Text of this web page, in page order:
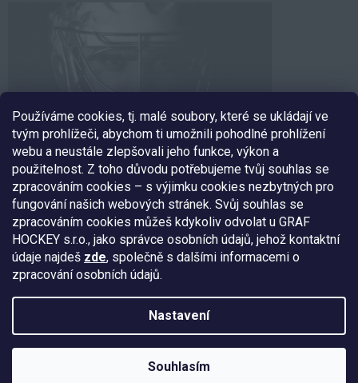
Používáme cookies, tj. malé soubory, které se ukládají ve
tvým prohlížeči, abychom ti umožnili pohodlné prohlížení
webu a neustále zlepšovali jeho funkce, výkon a
použitelnost. Z toho důvodu potřebujeme tvůj souhlas se
zpracováním cookies – s výjimku cookies nezbytných pro
fungování našich webových stránek. Svůj souhlas se
zpracováním cookies můžeš kdykoliv odvolat u GRAF
HOCKEY s.r.o., jako správce osobních údajů, jehož kontaktní
údaje najdeš zde, společně s dalšími informacemi o
zpracování osobních údajů.
Nastavení
Souhlasím
SLEDUJ NÁS
Copyright 2026EXE GOALIE. Všechna práva vyhrazena.Upravit
nastavení cookies